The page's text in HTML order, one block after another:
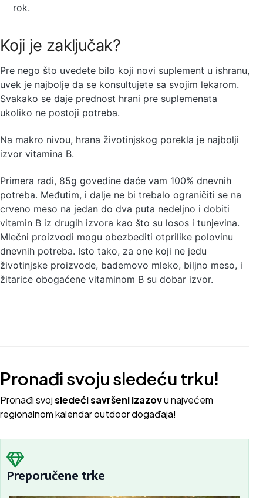
rok.
Koji je zaključak?
Pre nego što uvedete bilo koji novi suplement u ishranu,
uvek je najbolje da se konsultujete sa svojim lekarom.
Svakako se daje prednost hrani pre suplemenata
ukoliko ne postoji potreba.
Na makro nivou, hrana životinjskog porekla je najbolji
izvor vitamina B.
Primera radi, 85g govedine daće vam 100% dnevnih
potreba. Međutim, i dalje ne bi trebalo ograničiti se na
crveno meso na jedan do dva puta nedeljno i dobiti
vitamin B iz drugih izvora kao što su losos i tunjevina.
Mlečni proizvodi mogu obezbediti otprilike polovinu
dnevnih potreba. Isto tako, za one koji ne jedu
životinjske proizvode, bademovo mleko, biljno meso, i
žitarice obogaćene vitaminom B su dobar izvor.
Pronađi svoju sledeću trku!
Pronađi svojsledeći savršeni izazovu najvećem
regionalnom kalendar outdoor događaja!
Preporučene trke